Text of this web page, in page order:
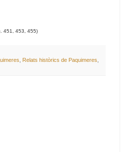
. 451, 453, 455)
Relats històrics de Paquimeres